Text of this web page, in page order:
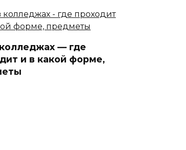
— где
и в какой форме,